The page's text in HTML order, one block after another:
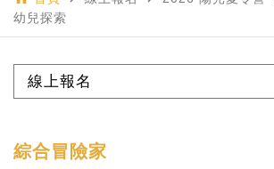
幼兒探索
線上報名
綜合冒險家